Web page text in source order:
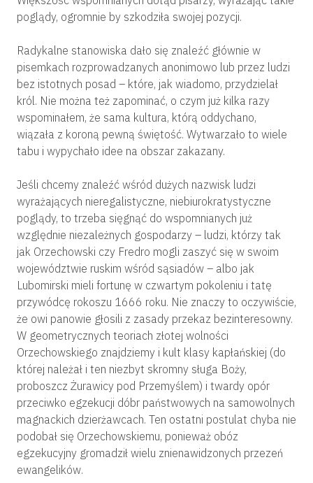
poglądy, ogromnie by szkodziła swojej pozycji.
Radykalne stanowiska dało się znaleźć głównie w
pisemkach rozprowadzanych anonimowo lub przez ludzi
bez istotnych posad – które, jak wiadomo, przydzielał
król. Nie można też zapominać, o czym już kilka razy
wspominałem, że sama kultura, którą oddychano,
wiązała z koroną pewną świętość. Wytwarzało to wiele
tabu i wypychało idee na obszar zakazany.
Jeśli chcemy znaleźć wśród dużych nazwisk ludzi
wyrażających nieregalistyczne, niebiurokratystyczne
poglądy, to trzeba sięgnąć do wspomnianych już
względnie niezależnych gospodarzy – ludzi, którzy tak
jak Orzechowski czy Fredro mogli zaszyć się w swoim
województwie ruskim wśród sąsiadów – albo jak
Lubomirski mieli fortunę w czwartym pokoleniu i tatę
przywódcę rokoszu 1666 roku. Nie znaczy to oczywiście,
że owi panowie głosili z zasady przekaz bezinteresowny.
W geometrycznych teoriach złotej wolności
Orzechowskiego znajdziemy i kult klasy kapłańskiej (do
której należał i ten niezbyt skromny sługa Boży,
proboszcz Żurawicy pod Przemyślem) i twardy opór
przeciwko egzekucji dóbr państwowych na samowolnych
magnackich dzierżawcach. Ten ostatni postulat chyba nie
podobał się Orzechowskiemu, ponieważ obóz
egzekucyjny gromadził wielu znienawidzonych przezeń
ewangelików.